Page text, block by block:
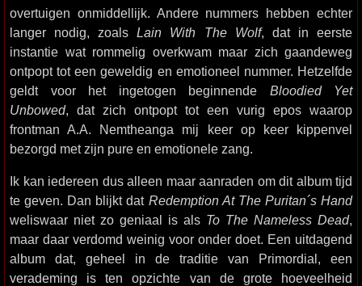
overtuigen onmiddellijk. Andere nummers hebben echter
langer nodig, zoalsLain With The Wolf, dat in eerste
instantie wat rommelig overkwam maar zich gaandeweg
ontpopt tot een geweldig en emotioneel nummer. Hetzelfde
geldt voor het ingetogen beginnende Bloodied Yet
Unbowed, dat zich ontpopt tot een vurig epos waarop
frontman A.A. Nemtheanga mij keer op keer kippenvel
bezorgd met zijn pure en emotionele zang.
Ik kan iedereen dus alleen maar aanraden om dit album tijd
te geven. Dan blijkt dat Redemption At The Puritan´s Hand
weliswaar niet zo geniaal is als To The Nameless Dead,
maar daar verdomd weinig voor onder doet. Een uitdagend
album dat, geheel in de traditie van Primordial, een
verademing is ten opzichte van de grote hoeveelheid